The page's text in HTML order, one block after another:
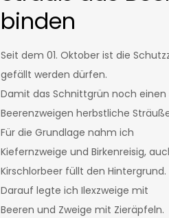
binden
Seit dem 01. Oktober ist die
gefällt werden dürfen.
Damit das Schnittgrün noch
Beerenzweigen herbstliche
Für die Grundlage nahm ich
Kiefernzweige und Birkenreisig,
Kirschlorbeer füllt den Hintergrund.
Darauf legte ich Ilexzweige mit
Beeren und Zweige mit Zieräpfeln.